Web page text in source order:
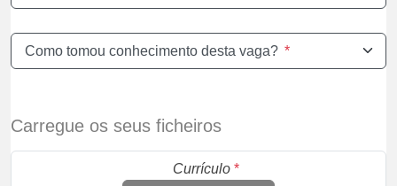
Como tomou conhecimento desta vaga? *
Carregue os seus ficheiros
Currículo *